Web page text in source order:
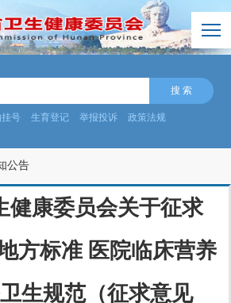
号 生育登记 举报投诉 政策法规
公告
健康委员会关于征求
方标准 医院临床营养
生规范（征求意见